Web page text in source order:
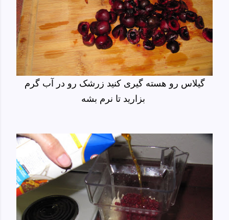
گیلاس رو هسته گیری کنید زرشک رو در آب گرم